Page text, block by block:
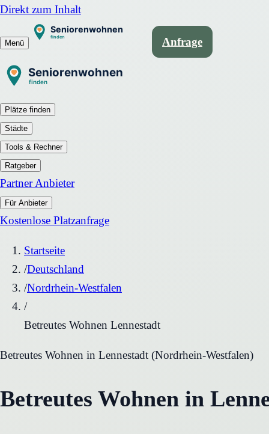
Direkt zum Inhalt
Menü Anfrage
Plätze finden
Städte
Tools & Rechner
Ratgeber
Partner Anbieter
Für Anbieter
Kostenlose Platzanfrage
Startseite
/Deutschland
/Nordrhein-Westfalen
/
Betreutes Wohnen Lennestadt
Betreutes Wohnen in Lennestadt (Nordrhein-Westfalen)
Betreutes Wohnen in